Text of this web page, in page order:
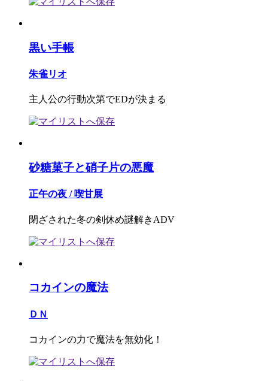
黒い手帳
朱雀リオ
主人公の行動次第でEDが決まる
砂糖菓子と硝子片の悪魔
正午の夜 / 喫甘展
閉ざされた冬の剣休め謎解きADV
コカインの魔法
ＤＮ
コカインの力で魔法を無効化！